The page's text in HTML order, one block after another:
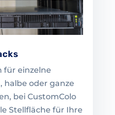
für einzelne
halbe oder ganze
bei CustomColo
Stellfläche für Ihre